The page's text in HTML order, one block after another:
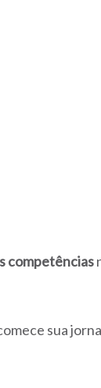
competências
sua